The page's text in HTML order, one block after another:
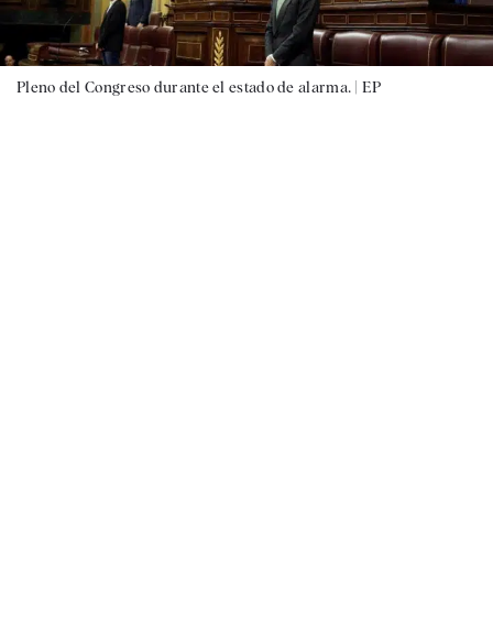
Pleno del Congreso durante el estado de alarma. | EP